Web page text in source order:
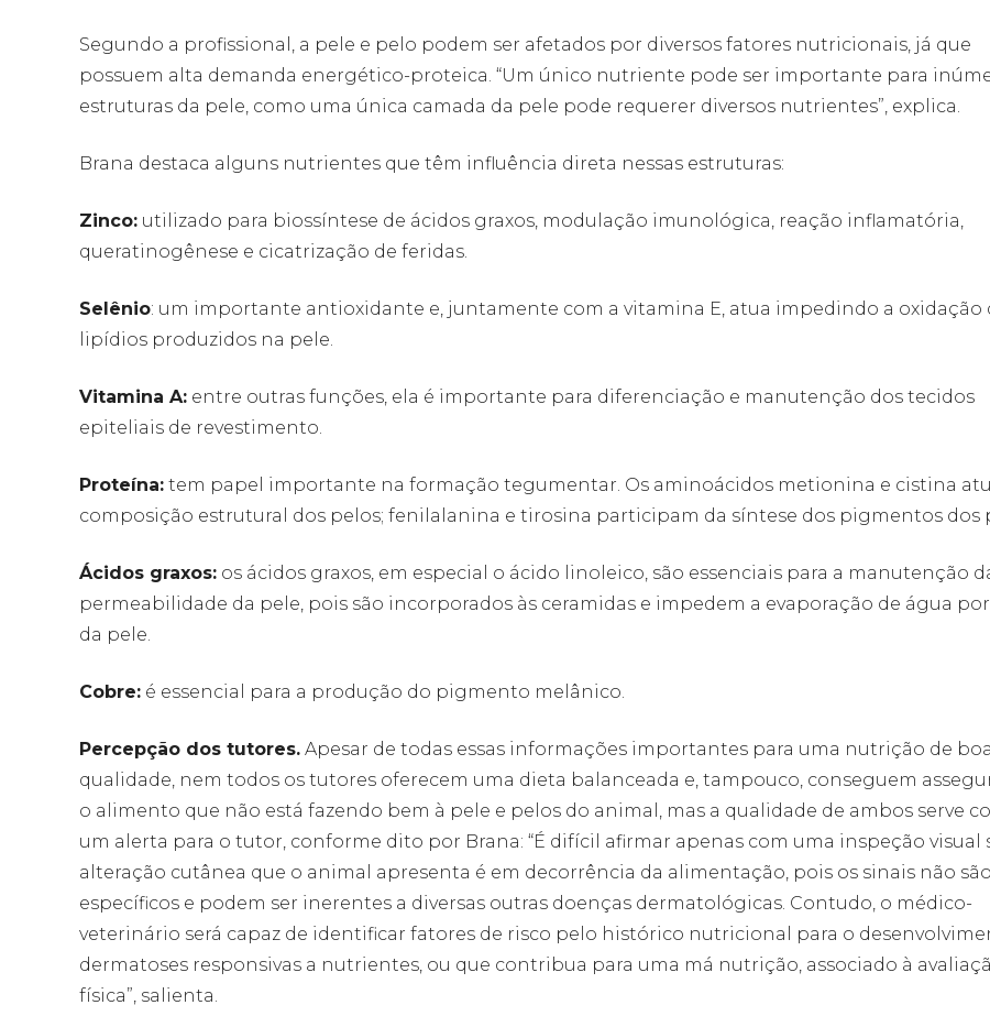
Segundo a profissional, a pele e pelo podem ser afetados por diversos fatores nutricionais, já que
possuem alta demanda energético-proteica. “Um único nutriente pode ser importante para
estruturas da pele, como uma única camada da pele pode requerer diversos nutrientes”, explica.
Brana destaca alguns nutrientes que têm influência direta nessas estruturas:
Zinco: utilizado para biossíntese de ácidos graxos, modulação imunológica, reação inflamatória,
queratinogênese e cicatrização de feridas.
Selênio: um importante antioxidante e, juntamente com a vitamina E, atua impedindo a oxidação
lipídios produzidos na pele.
Vitamina A: entre outras funções, ela é importante para diferenciação e manutenção dos tecidos
epiteliais de revestimento.
Proteína: tem papel importante na formação tegumentar. Os aminoácidos metionina e cistina
composição estrutural dos pelos; fenilalanina e tirosina participam da síntese dos pigmentos dos
Ácidos graxos: os ácidos graxos, em especial o ácido linoleico, são essenciais para a manutenção
permeabilidade da pele, pois são incorporados às ceramidas e impedem a evaporação de água
da pele.
Cobre: é essencial para a produção do pigmento melânico.
Percepção dos tutores. Apesar de todas essas informações importantes para uma nutrição de boa
qualidade, nem todos os tutores oferecem uma dieta balanceada e, tampouco, conseguem
o alimento que não está fazendo bem à pele e pelos do animal, mas a qualidade de ambos serve
um alerta para o tutor, conforme dito por Brana: “É difícil afirmar apenas com uma inspeção visual
alteração cutânea que o animal apresenta é em decorrência da alimentação, pois os sinais não são
específicos e podem ser inerentes a diversas outras doenças dermatológicas. Contudo, o médico-
veterinário será capaz de identificar fatores de risco pelo histórico nutricional para o
dermatoses responsivas a nutrientes, ou que contribua para uma má nutrição, associado à
física”, salienta.